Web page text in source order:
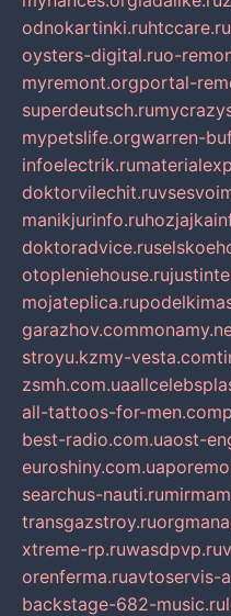
odnokartinki.ruhtccare.ru
oysters-digital.ruo-
myremont.orgportal-
superdeutsch.ru
mypetslife.orgwarren-
infoelectrik.ru
doktorvilechit.ru
manikjurinfo.ru
doktoradvice.ru
otopleniehouse.ru
mojateplica.ru
garazhov.com
stroyu.kzmy-vesta.com
zsmh.com.ua
all-tattoos-for-men.com
best-radio.com.uaost-
euroshiny.com.ua
searchus-nauti.ru
transgazstroy.ru
xtreme-rp.ruwasdpvp.ru
orenferma.ruavtoservis-
backstage-682-music.ru